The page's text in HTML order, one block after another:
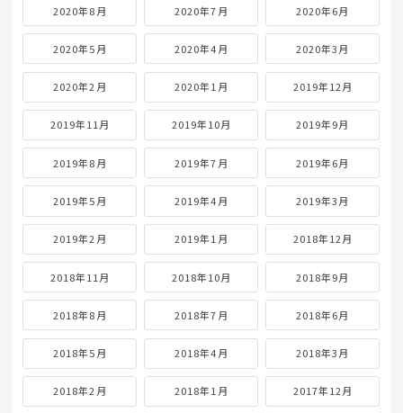
2020年8月 2020年7月 2020年6月
2020年5月 2020年4月 2020年3月
2020年2月 2020年1月 2019年12月
2019年11月 2019年10月 2019年9月
2019年8月 2019年7月 2019年6月
2019年5月 2019年4月 2019年3月
2019年2月 2019年1月 2018年12月
2018年11月 2018年10月 2018年9月
2018年8月 2018年7月 2018年6月
2018年5月 2018年4月 2018年3月
2018年2月 2018年1月 2017年12月